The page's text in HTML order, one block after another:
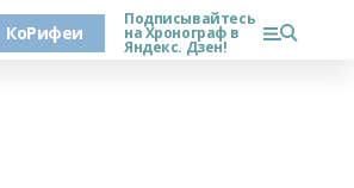
КоРифеи
Подписывайтесь
на Хронограф в
Яндекс. Дзен!